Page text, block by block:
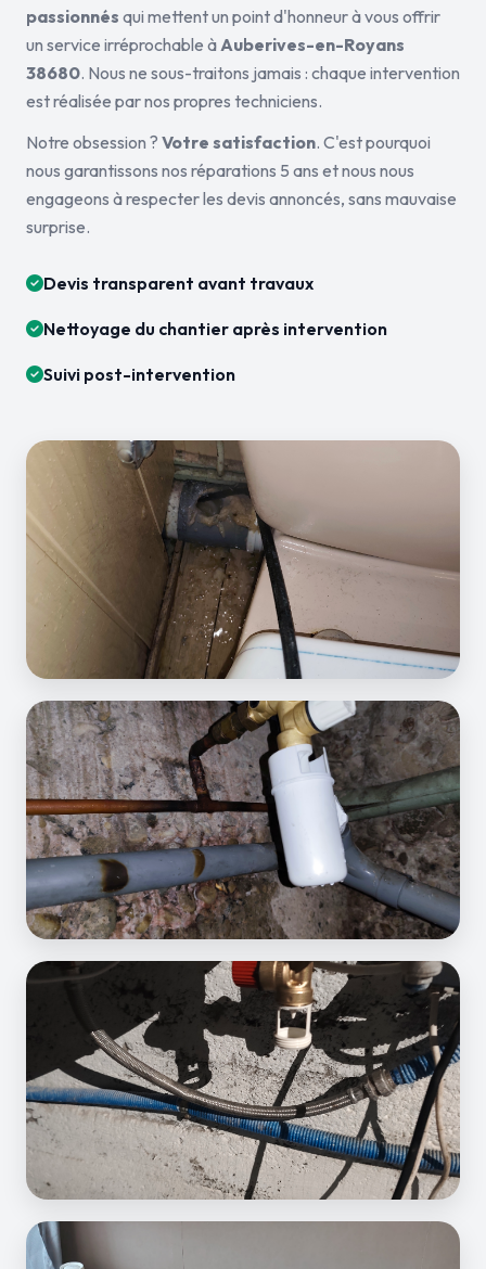
passionnés qui mettent un point d'honneur à vous offrir
un service irréprochable àAuberives-en-Royans
38680. Nous ne sous-traitons jamais : chaque intervention
est réalisée par nos propres techniciens.
Notre obsession ? Votre satisfaction. C'est pourquoi
nous garantissons nos réparations 5 ans et nous nous
engageons à respecter les devis annoncés, sans mauvaise
surprise.
Devis transparent avant travaux
Nettoyage du chantier après intervention
Suivi post-intervention